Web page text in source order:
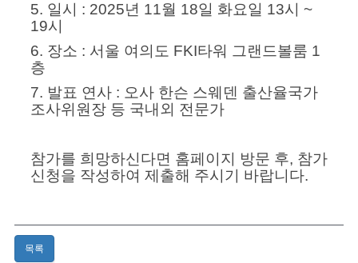
5. 일시 : 2025년 11월 18일 화요일 13시 ~
19시
6. 장소 : 서울 여의도 FKI타워 그랜드볼룸 1
층
7. 발표 연사 : 오사 한슨 스웨덴 출산율국가
조사위원장 등 국내외 전문가
참가를 희망하신다면 홈페이지 방문 후, 참가
신청을 작성하여 제출해 주시기 바랍니다.
목록